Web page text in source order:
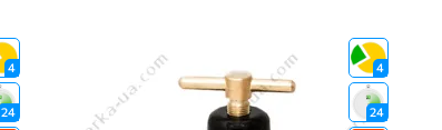
4
24
4
24